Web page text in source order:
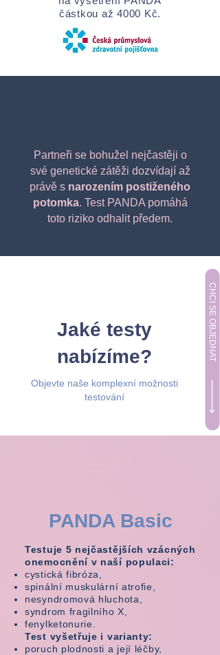
částkou až 4000 Kč.
Partneři se bohužel nejčastěji o
své genetické zátěži dozvídají až
právě s narozením postiženého
potomka. Test PANDA pomáhá
toto riziko odhalit předem.
CHCI SE OBJEDNAT
Jaké testy
nabízíme?
Objevte naše komplexní možnosti
testování
PANDA Basic
Testuje 5 nejčastějších vzácných
onemocnění v naší populaci:
cystická fibróza,
spinální muskulární atrofie,
nesyndromová hluchota,
syndrom fragilního X,
fenylketonurie.
Test vyšetřuje i varianty:
poruch plodnosti a její léčby,